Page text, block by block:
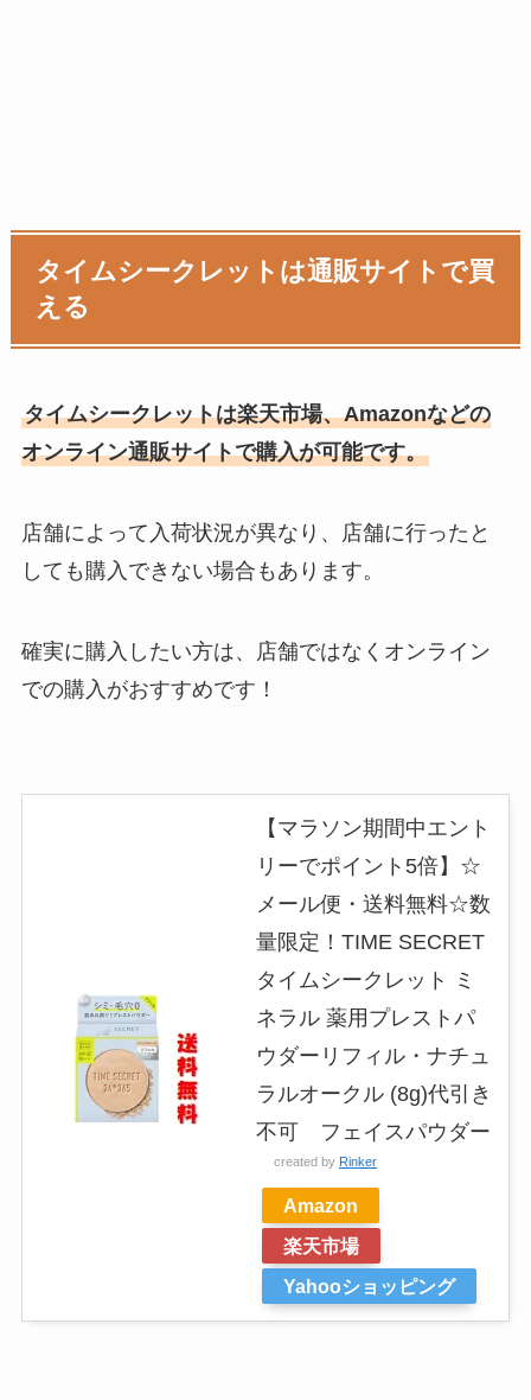
タイムシークレットは通販サイトで買
える
タイムシークレットは楽天市場、Amazonなどの
オンライン通販サイトで購入が可能です。
店舗によって入荷状況が異なり、店舗に行ったと
しても購入できない場合もあります。
確実に購入したい方は、店舗ではなくオンライン
での購入がおすすめです！
【マラソン期間中エント
リーでポイント5倍】☆
メール便・送料無料☆数
量限定！TIME SECRET
タイムシークレット ミ
ネラル 薬用プレストパ
ウダーリフィル・ナチュ
ラルオークル (8g)代引き
不可 フェイスパウダー
created by Rinker
Amazon
楽天市場
Yahooショッピング